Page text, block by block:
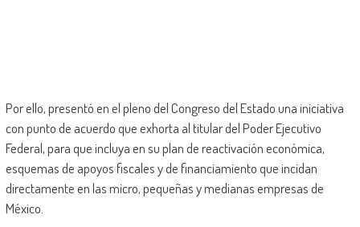
Por ello, presentó en el pleno del Congreso del Estado una iniciativa
con punto de acuerdo que exhorta al titular del Poder Ejecutivo
Federal, para que incluya en su plan de reactivación económica,
esquemas de apoyos fiscales y de financiamiento que incidan
directamente en las micro, pequeñas y medianas empresas de
México.